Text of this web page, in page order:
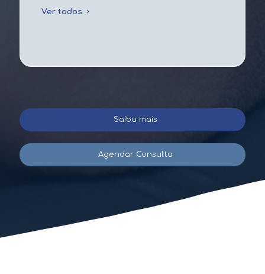
Ver todos
Saiba mais
Agendar Consulta